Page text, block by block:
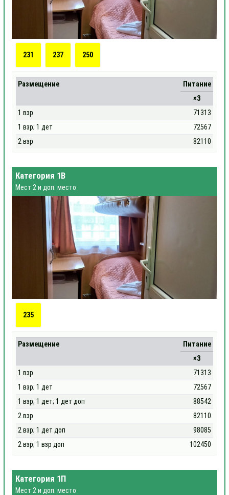
231 237 250
Размещение
Питание
×3
1 взр
71313
1 взр; 1 дет
72567
2 взр
82110
Категория 1В
Мест 2 и доп. место
235
Размещение
Питание
×3
1 взр
71313
1 взр; 1 дет
72567
1 взр; 1 дет; 1 дет доп
88542
2 взр
82110
2 взр; 1 дет доп
98085
2 взр; 1 взр доп
102450
Категория 1П
Мест 2 и доп. место